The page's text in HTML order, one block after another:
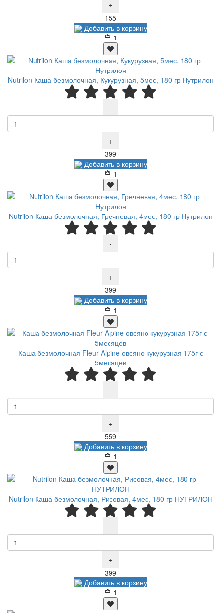
+
155Р
Добавить в корзину
1
Nutrilon Каша безмолочная, Кукурузная, 5мес, 180 гр Нутрилон
-
+
399
Добавить в корзину
1
Nutrilon Каша безмолочная, Гречневая, 4мес, 180 гр Нутрилон
-
+
399
Добавить в корзину
1
Каша безмолочная Fleur Alpine овсяно кукурузная 175г с
5месяцев
-
+
559
Добавить в корзину
1
Nutrilon Каша безмолочная, Рисовая, 4мес, 180 гр НУТРИЛОН
-
+
399
Добавить в корзину
1